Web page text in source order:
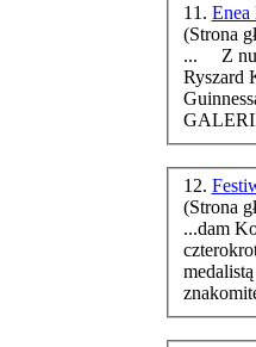
11.
(Strona
... Z
Ryszard
Guinnessa w jednym!
12.
(Strona
...dam